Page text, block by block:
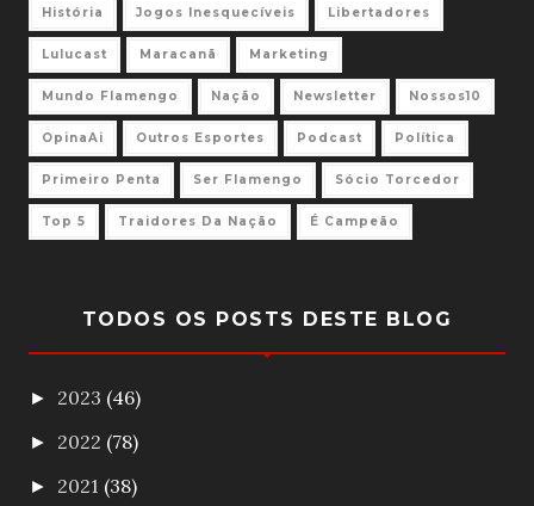
História Jogos Inesquecíveis Libertadores
Lulucast Maracanã Marketing
Mundo Flamengo Nação Newsletter Nossos10
OpinaAi Outros Esportes Podcast Política
Primeiro Penta Ser Flamengo Sócio Torcedor
Top 5 Traidores Da Nação É Campeão
TODOS OS POSTS DESTE BLOG
► 2023 (46)
► 2022 (78)
► 2021 (38)